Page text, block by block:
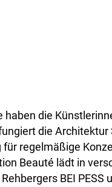
die
die Architektur
regelmäßige
Beauté lädt in
BEI